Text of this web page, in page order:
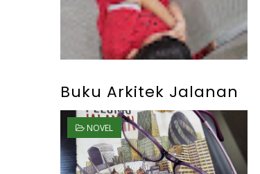
Buku Arkitek Jalanan
NOVEL